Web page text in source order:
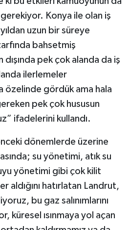
Konya ile olan iş
uzun bir süreye
bahsetmiş
dışında pek çok alanda da iş
ilerlemeler
özelinde gördük ama hala
pek çok hususun
ifadelerini kullandı.
dönemlerde üzerine
su yönetimi, atık su
yönetimi gibi çok kilit
aldığını hatırlatan Landrut,
bu gaz salınımlarını
küresel ısınmaya yol açan